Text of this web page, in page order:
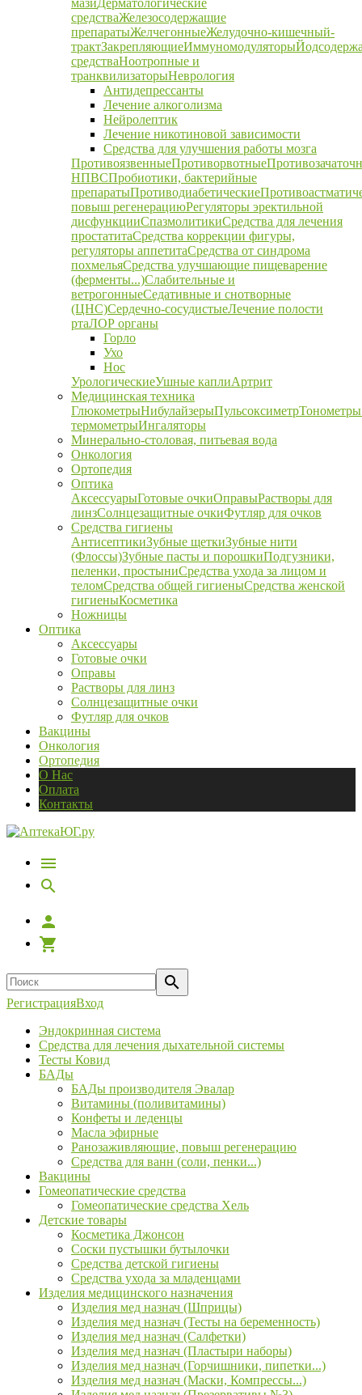
мазиДерматологические
средстваЖелезосодержащие
препаратыЖелчегонныеЖелудочно-кишечный-
трактЗакрепляющиеИммуномодуляторы
средстваНоотропные и
транквилизаторыНеврология
Антидепрессанты
Лечение алкоголизма
Нейролептик
Лечение никотиновой зависимости
Средства для улучшения работы мозга
ПротивоязвенныеПротиворвотные
НПВСПробиотики, бактерийные
препаратыПротиводиабетические
повыш регенерациюРегуляторы эректильной
дисфункцииСпазмолитикиСредства для лечения
простатитаСредства коррекции фигуры,
регуляторы аппетитаСредства от синдрома
похмельяСредства улучшающие пищеварение
(ферменты...)Слабительные и
ветрогонныеСедативные и снотворные
(ЦНС)Сердечно-сосудистыеЛечение полости
ртаЛОР органы
Горло
Ухо
Нос
УрологическиеУшные каплиАртрит
Медицинская техника
ГлюкометрыНибулайзерыПульсоксиметрТонометры
термометрыИнгаляторы
Минерально-столовая, питьевая вода
Онкология
Ортопедия
Оптика
АксессуарыГотовые очкиОправыРастворы для
линзСолнцезащитные очкиФутляр для очков
Средства гигиены
АнтисептикиЗубные щеткиЗубные нити
(Флоссы)Зубные пасты и порошкиПодгузники,
пеленки, простыниСредства ухода за лицом и
теломСредства общей гигиеныСредства женской
гигиеныКосметика
Ножницы
Оптика
Аксессуары
Готовые очки
Оправы
Растворы для линз
Солнцезащитные очки
Футляр для очков
Вакцины
Онкология
Ортопедия
О Нас
Оплата
Контакты
РегистрацияВход
Эндокринная система
Средства для лечения дыхательной системы
Тесты Ковид
БАДы
БАДы производителя Эвалар
Витамины (поливитамины)
Конфеты и леденцы
Масла эфирные
Ранозаживляющие, повыш регенерацию
Средства для ванн (соли, пенки...)
Вакцины
Гомеопатические средства
Гомеопатические средства Хель
Детские товары
Косметика Джонсон
Соски пустышки бутылочки
Средства детской гигиены
Средства ухода за младенцами
Изделия медицинского назначения
Изделия мед назнач (Шприцы)
Изделия мед назнач (Тесты на беременность)
Изделия мед назнач (Салфетки)
Изделия мед назнач (Пластыри наборы)
Изделия мед назнач (Горчишники, пипетки...)
Изделия мед назнач (Маски, Компрессы...)